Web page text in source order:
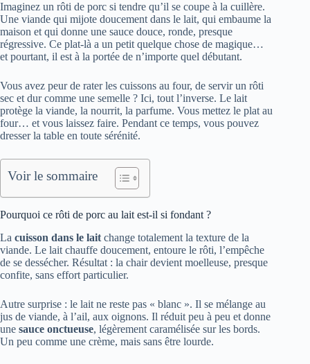
Imaginez un rôti de porc si tendre qu’il se coupe à la cuillère.
Une viande qui mijote doucement dans le lait, qui embaume la
maison et qui donne une sauce douce, ronde, presque
régressive. Ce plat-là a un petit quelque chose de magique…
et pourtant, il est à la portée de n’importe quel débutant.
Vous avez peur de rater les cuissons au four, de servir un rôti
sec et dur comme une semelle ? Ici, tout l’inverse. Le lait
protège la viande, la nourrit, la parfume. Vous mettez le plat au
four… et vous laissez faire. Pendant ce temps, vous pouvez
dresser la table en toute sérénité.
Voir le sommaire
Pourquoi ce rôti de porc au lait est-il si fondant ?
La cuisson dans le lait change totalement la texture de la
viande. Le lait chauffe doucement, entoure le rôti, l’empêche
de se dessécher. Résultat : la chair devient moelleuse, presque
confite, sans effort particulier.
Autre surprise : le lait ne reste pas « blanc ». Il se mélange au
jus de viande, à l’ail, aux oignons. Il réduit peu à peu et donne
une sauce onctueuse, légèrement caramélisée sur les bords.
Un peu comme une crème, mais sans être lourde.